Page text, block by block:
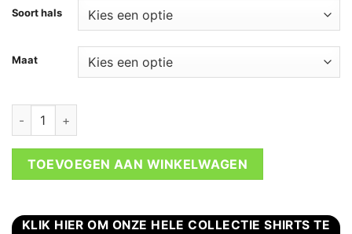
Soort hals
Maat
Panter luipaard Be Kind t-shirt aantal
TOEVOEGEN AAN WINKELWAGEN
KLIK HIER OM ONZE HELE COLLECTIE SHIRTS TE